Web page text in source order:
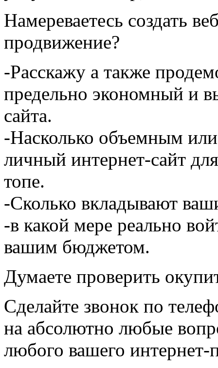
Намереваетесь создать
продвижение?
-Расскажу а также
предельно экономный и
сайта.
-Насколько объемным
личный интернет-сайт
топе.
-Сколько вкладывают
-в какой мере реально
вашим бюджетом.
Думаете проверить
Сделайте звонок по
на абсолютно любые
любого вашего интернет-